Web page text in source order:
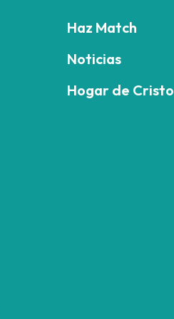
Haz Match
Noticias
Hogar de Cristo